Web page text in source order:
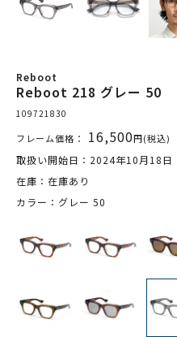
Reboot
Reboot 218 グレー 50
109721830
フレーム価格： 16,500円(税込)
取扱い開始日：2024年10月18日
在庫：在庫あり
カラー：グレー 50